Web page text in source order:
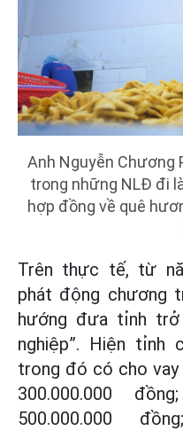
Anh Nguyễn Chương
trong những NLĐ đi
hợp đồng về quê
Trên thực tế, từ
phát động chương
hướng đưa tỉnh trở
nghiệp”. Hiện
trong đó có cho
300.000.000
500.000.000